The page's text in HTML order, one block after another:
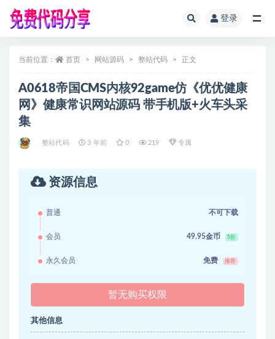
登录
当前位置： 首页 网站源码 整站代码 正文
A0618帝国CMS内核92game仿《优优健康
网》健康常识网站源码 带手机版+火车头采
集
整站代码 3 年前 0 219 专属
资源信息
普通 不可下载
会员 49.95金币 5折
永久会员 免费 推荐
暂无购买权限
其他信息